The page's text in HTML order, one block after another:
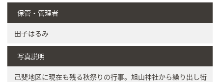
保管・管理者
田子はるみ
写真説明
己斐地区に現在も残る秋祭りの行事。旭山神社から繰り出し街